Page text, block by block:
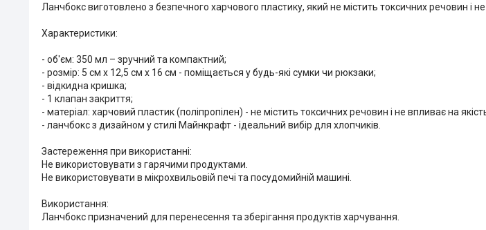
Ланчбокс виготовлено з безпечного харчового пластику, який не містить токсичних речовин і не
Характеристики:
- об'єм: 350 мл – зручний та компактний;
- розмір: 5 см х 12,5 см х 16 см - поміщається у будь-які сумки чи рюкзаки;
- відкидна кришка;
- 1 клапан закриття;
- матеріал: харчовий пластик (поліпропілен) - не містить токсичних речовин і не впливає на
- ланчбокс з дизайном у стилі Майнкрафт - ідеальний вибір для хлопчиків.
Застереження при використанні:
Не використовувати з гарячими продуктами.
Не використовувати в мікрохвильовій печі та посудомийній машині.
Використання:
Ланчбокс призначений для перенесення та зберігання продуктів харчування.